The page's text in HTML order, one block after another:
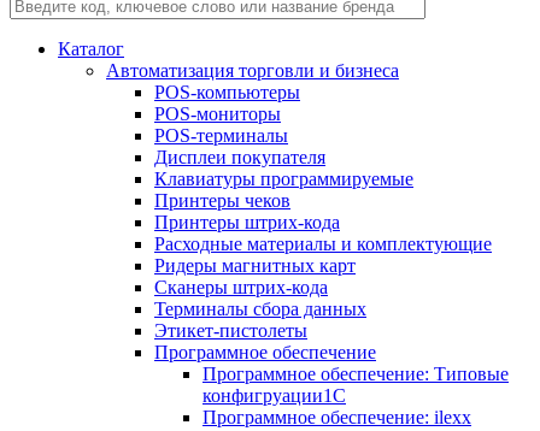
Каталог
Автоматизация торговли и бизнеса
POS-компьютеры
POS-мониторы
POS-терминалы
Дисплеи покупателя
Клавиатуры программируемые
Принтеры чеков
Принтеры штрих-кода
Расходные материалы и комплектующие
Ридеры магнитных карт
Сканеры штрих-кода
Терминалы сбора данных
Этикет-пистолеты
Программное обеспечение
Программное обеспечение: Типовые
конфигруации1С
Программное обеспечение: ilexx